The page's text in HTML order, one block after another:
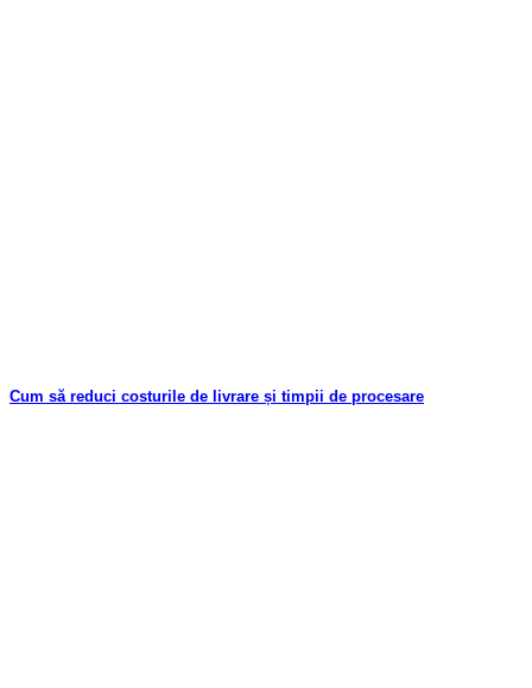
Cum să reduci costurile de livrare și timpii de procesare